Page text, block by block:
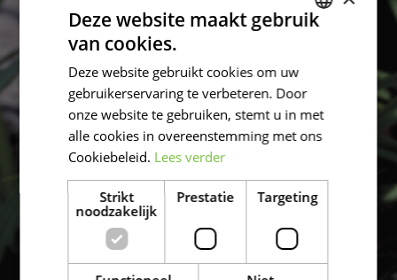
Deze website maakt gebruik
van cookies.
Deze website gebruikt cookies om uw
gebruikerservaring te verbeteren. Door
onze website te gebruiken, stemt u in met
alle cookies in overeenstemming met ons
Cookiebeleid. Lees verder
Strikt
noodzakelijk
Prestatie Targeting